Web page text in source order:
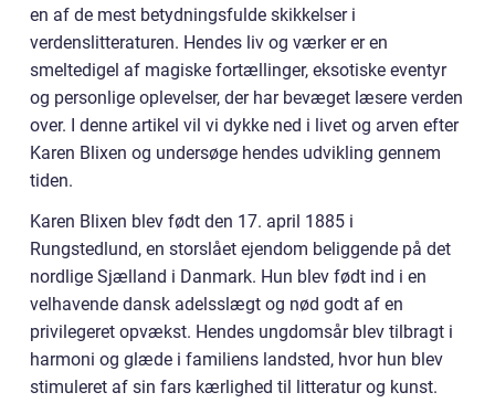
en af de mest betydningsfulde skikkelser i
verdenslitteraturen. Hendes liv og værker er en
smeltedigel af magiske fortællinger, eksotiske eventyr
og personlige oplevelser, der har bevæget læsere verden
over. I denne artikel vil vi dykke ned i livet og arven efter
Karen Blixen og undersøge hendes udvikling gennem
tiden.
Karen Blixen blev født den 17. april 1885 i
Rungstedlund, en storslået ejendom beliggende på det
nordlige Sjælland i Danmark. Hun blev født ind i en
velhavende dansk adelsslægt og nød godt af en
privilegeret opvækst. Hendes ungdomsår blev tilbragt i
harmoni og glæde i familiens landsted, hvor hun blev
stimuleret af sin fars kærlighed til litteratur og kunst.